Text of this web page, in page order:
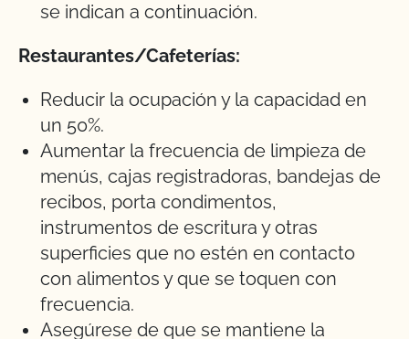
se indican a continuación.
Restaurantes/Cafeterías:
Reducir la ocupación y la capacidad en
un 50%.
Aumentar la frecuencia de limpieza de
menús, cajas registradoras, bandejas de
recibos, porta condimentos,
instrumentos de escritura y otras
superficies que no estén en contacto
con alimentos y que se toquen con
frecuencia.
Asegúrese de que se mantiene la